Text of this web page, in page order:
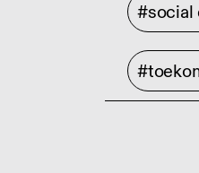
#social